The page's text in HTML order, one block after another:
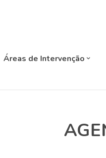
Áreas de Intervenção